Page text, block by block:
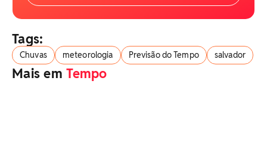
Tags:
Chuvas meteorologia Previsão do Tempo salvador
Mais emTempo